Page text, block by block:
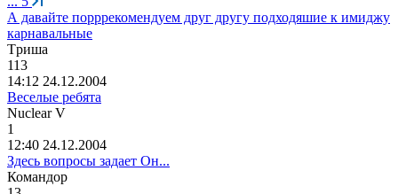
А давайте порррекомендуем друг другу подходяшие к имиджу
карнавальные
Тpиша
113
14:12 24.12.2004
Веселые ребята
Nuclear V
1
12:40 24.12.2004
Здесь вопросы задает Он...
Командор